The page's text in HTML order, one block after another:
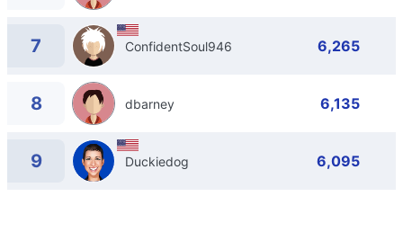
7 ConfidentSoul946 6,265
8 dbarney 6,135
9 Duckiedog 6,095